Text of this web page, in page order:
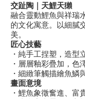
交趾陶｜天鯉天獺
融合靈動鯉魚與祥瑞
的文化寓意。以細膩
美。
匠心技藝
・純手工捏塑，造型
・層層釉彩疊加，色
・細緻筆觸描繪魚鱗
畫面意境
・鯉魚象徵奮進、富